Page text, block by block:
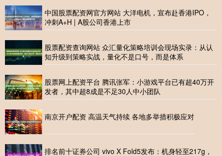
中国股票配资网官方网站 大洋电机，宣布赴香港IPO，
冲刺A+H | A股公司香港上市
股票配资查询网站 众汇量化策略培训会现场实录：从认
知升级到策略实战，量化不是口号，而是体系
股票网上配资平台 腾讯张军：小游戏平台已有超40万开
发者，其中超8成是不足30人中小团队
南京开户配资 高温天气持续 各地多举措积极应对
排名前十证券公司 vivo X Fold5发布：机身轻至217g，